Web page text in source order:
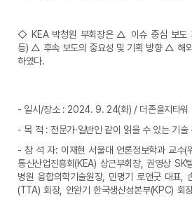
◇ KEA 박청원 부회장은 △ 이슈 중심 보도
등) △ 후속 보도의 중요성 및 기획 방향 △ 해
하였다.
- 일시/장소 : 2024. 9. 24(화) / 더존을지타워
- 목 적 : 전문가·일반인 같이 읽을 수 있는 기술
- 참 석 자: 이재현 서울대 언론정보학과 교수(
통신산업진흥회(KEA) 상근부회장,권영상 SK
병원 융합의학기술원장, 민명기 로앤굿 대표,
(TTA) 회장, 안완기 한국생산성본부(KPC) 회